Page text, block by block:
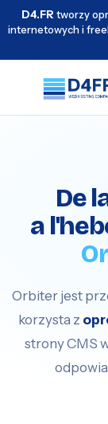
D4.FR tworzy
internetowych i
De
a
Orbiter jest
korzysta z
strony CMS